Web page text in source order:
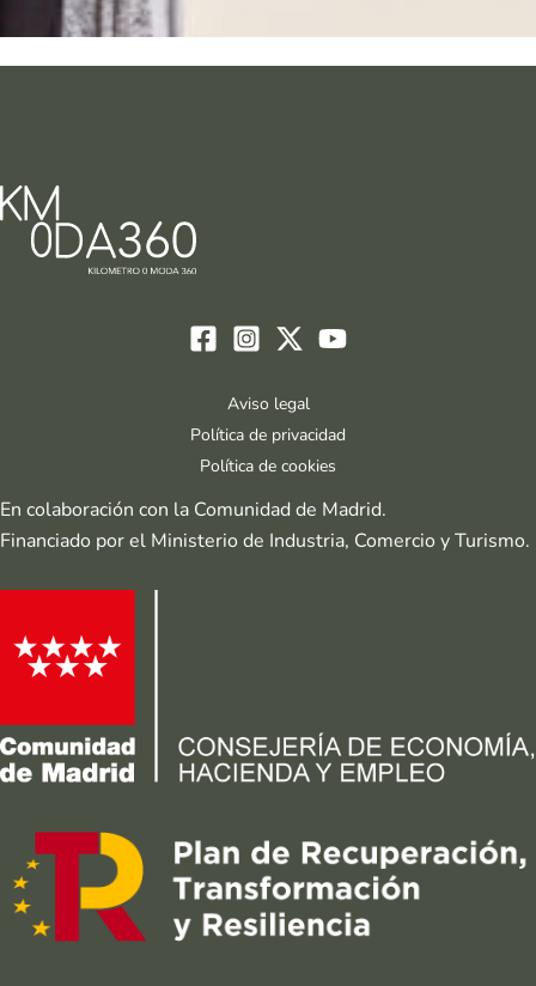
Aviso legal
Política de privacidad
Política de cookies
En colaboración con la Comunidad de Madrid.
Financiado por el Ministerio de Industria, Comercio y Turismo.